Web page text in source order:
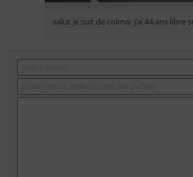
salut je suit de colmar j’ai 44 ans libre